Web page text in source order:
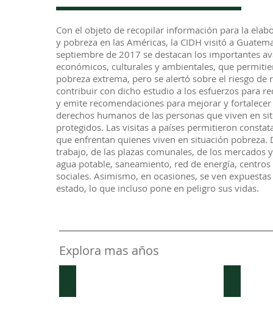
Con el objeto de recopilar información para la
y pobreza en las Américas, la CIDH visitó a
septiembre de 2017 se destacan los importantes
económicos, culturales y ambientales, que
pobreza extrema, pero se alertó sobre el riesgo
contribuir con dicho estudio a los esfuerzos para
y emite recomendaciones para mejorar y
derechos humanos de las personas que viven en
protegidos. Las visitas a países permitieron
que enfrentan quienes viven en situación pobreza.
trabajo, de las plazas comunales, de los mercados
agua potable, saneamiento, red de energía,
sociales. Asimismo, en ocasiones, se ven
estado, lo que incluso pone en peligro sus vidas.
Explora mas años